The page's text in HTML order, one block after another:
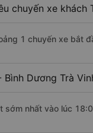
chuyến xe khách
1 chuyến xe bắt
Dương Trà
nhất vào lúc